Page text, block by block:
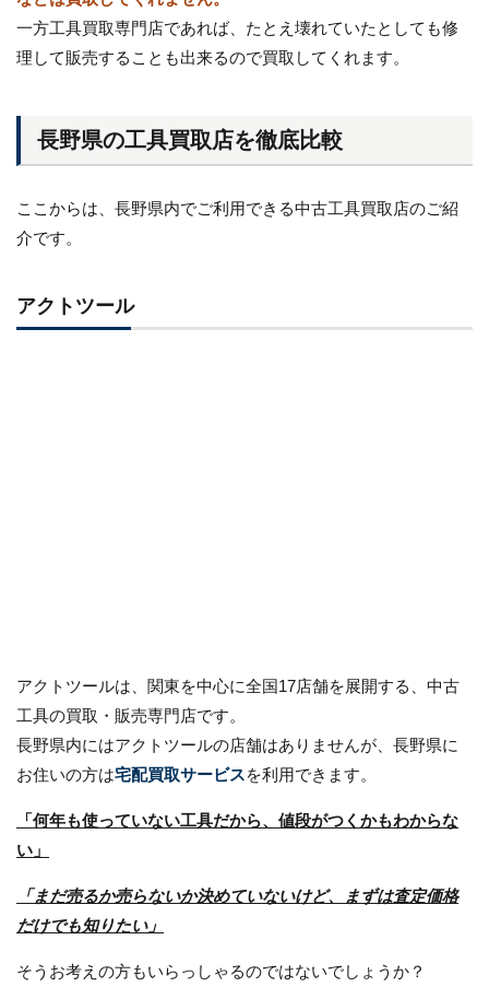
一方工具買取専門店であれば、たとえ壊れていたとしても修
理して販売することも出来るので買取してくれます。
長野県の工具買取店を徹底比較
ここからは、長野県内でご利用できる中古工具買取店のご紹
介です。
アクトツール
アクトツールは、関東を中心に全国17店舗を展開する、中古
工具の買取・販売専門店です。
長野県内にはアクトツールの店舗はありませんが、長野県に
お住いの方は宅配買取サービスを利用できます。
「何年も使っていない工具だから、値段がつくかもわからな
い」
「まだ売るか売らないか決めていないけど、まずは査定価格
だけでも知りたい」
そうお考えの方もいらっしゃるのではないでしょうか？